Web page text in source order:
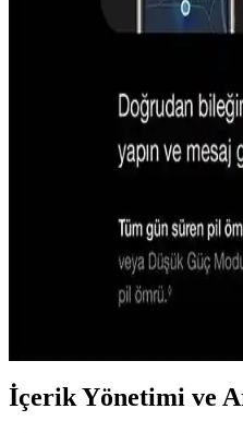
Teknolojinin gelişimiyle ücretsiz
kolaylaştırıyor. Görev takibi,
iPhone 16 ve Güncel
ve Sektörel Etkiler
iPhone 16'nın özellikleri henüz
Apple Akıllı Saatlerin
Rolü Üzerine Detaylı
Apple Watch serisi, sağlık,
İçerik Yönetimi ve